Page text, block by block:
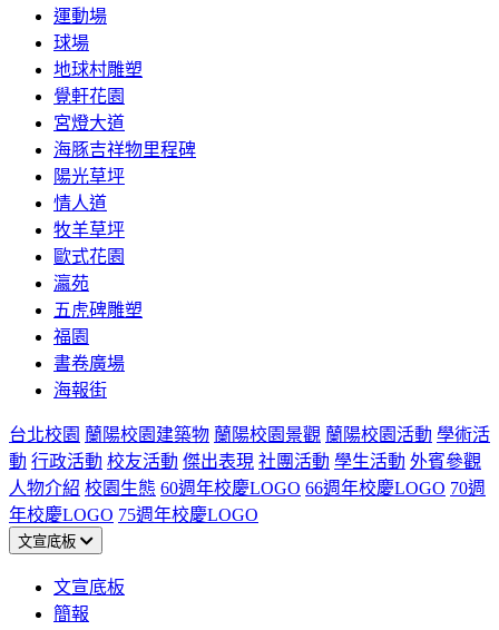
運動場
球場
地球村雕塑
覺軒花園
宮燈大道
海豚吉祥物里程碑
陽光草坪
情人道
牧羊草坪
歐式花園
瀛苑
五虎碑雕塑
福園
書卷廣場
海報街
台北校園 蘭陽校園建築物 蘭陽校園景觀 蘭陽校園活動 學術活
動 行政活動 校友活動 傑出表現 社團活動 學生活動 外賓參觀
人物介紹 校園生態 60週年校慶LOGO 66週年校慶LOGO 70週
年校慶LOGO 75週年校慶LOGO
文宣底板
文宣底板
簡報